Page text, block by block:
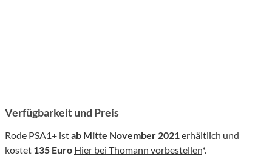
Verfügbarkeit und Preis
Rode PSA1+ istab Mitte November 2021 erhältlich und
kostet 135 Euro Hier bei Thomann vorbestellen*.